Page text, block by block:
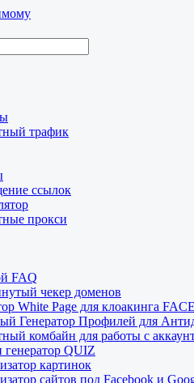
трафик
ссылок
прокси
FAQ
чекер доменов
White Page для клоакинга
Генератор Профилей для
комбайн для работы с
QUIZ
картинок
сайтов под Facebook и